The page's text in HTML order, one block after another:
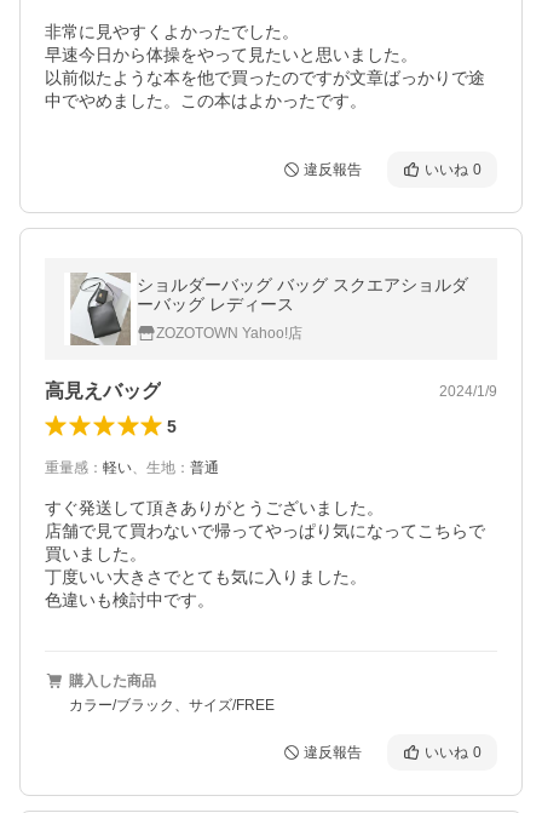
非常に見やすくよかったでした。
早速今日から体操をやって見たいと思いました。
以前似たような本を他で買ったのですが文章ばっかりで途
中でやめました。この本はよかったです。
違反報告 いいね 0
ショルダーバッグ バッグ スクエアショルダ
ーバッグ レディース
ZOZOTOWN Yahoo!店
高見えバッグ 2024/1/9
5
重量感 ： 軽い、 生地 ： 普通
すぐ発送して頂きありがとうございました。
店舗で見て買わないで帰ってやっぱり気になってこちらで
買いました。
丁度いい大きさでとても気に入りました。
色違いも検討中です。
購入した商品
カラー/ブラック、サイズ/FREE
違反報告 いいね 0